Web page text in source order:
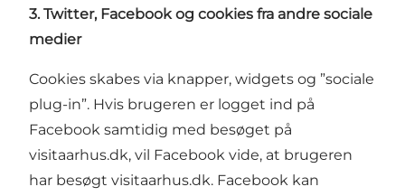
3. Twitter, Facebook og cookies fra andre sociale
medier
Cookies skabes via knapper, widgets og ”sociale
plug-in”. Hvis brugeren er logget ind på
Facebook samtidig med besøget på
visitaarhus.dk, vil Facebook vide, at brugeren
har besøgt visitaarhus.dk. Facebook kan